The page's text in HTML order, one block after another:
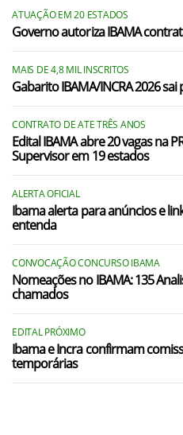
ATUAÇÃO EM 20 ESTADOS
Governo autoriza IBAMA
MAIS DE 4,8 MIL INSCRITOS
Gabarito IBAMA/INCRA 2026 sai
CONTRATO DE ATE TRÊS ANOS
Edital IBAMA abre 20 vagas na
Supervisor em 19 estados
ALERTA OFICIAL
Ibama alerta para anúncios e
entenda
CONVOCAÇÃO CONCURSO IBAMA
Nomeações no IBAMA: 135
chamados
EDITAL PRÓXIMO
Ibama e Incra confirmam
temporárias